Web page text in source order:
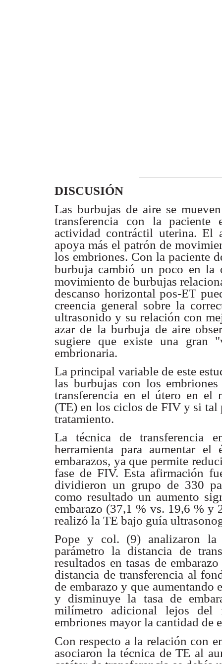
DISCUSIÓN
Las burbujas de aire se
transferencia con lapaciente
actividad contráctil uterina.
apoya más el patrón de
los embriones. Con la paciente
burbuja cambió un poco en la
movimiento de burbujas
descanso horizontal pos-ET
creencia general sobre la
ultrasonido y su relación con
azar de la burbuja de aire
sugiere que existe una gran
embrionaria.
La principal variable de este
las burbujas con los
transferencia en el útero en el
(TE) en los ciclos de FIV y si tal
tratamiento.
La técnica de transferencia
herramienta para aumentar
embarazos, ya que permite
fase de FIV. Esta afirmación
dividieron un grupo de 330
comoresultado un aumento
embarazo (37,1 % vs. 19,6 % y
realizó la TE bajo guía
Pope y col. (9) analizaron
parámetro la distancia de
resultados en tasas de
distancia de transferencia al
de embarazoy que aumentando
y disminuye la tasa de
milímetro adicional lejos del
embriones mayor la cantidad de
Con respecto a la relación con
asociaron la técnica de TE al